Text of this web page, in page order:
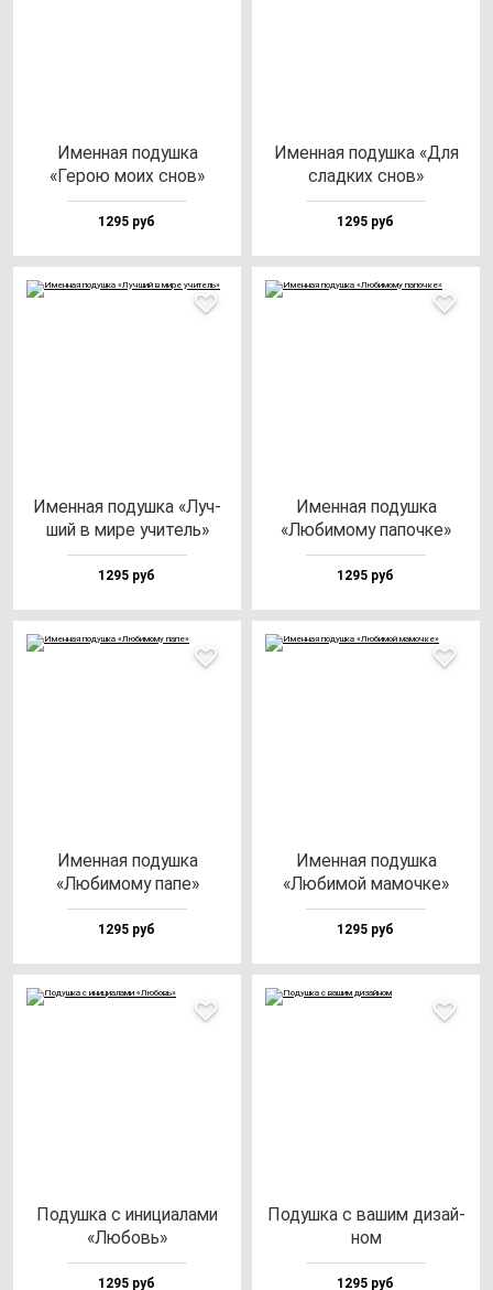
Имен­ная по­душ­ка
«Герою мо­их снов»
1295 руб
Имен­ная по­душ­ка «Для
слад­ких снов»
1295 руб
Имен­ная по­душ­ка «Луч­
ший в ми­ре учи­тель»
1295 руб
Имен­ная по­душ­ка
«Люби­мо­му па­поч­ке»
1295 руб
Имен­ная по­душ­ка
«Люби­мо­му па­пе»
1295 руб
Имен­ная по­душ­ка
«Люби­мой ма­моч­ке»
1295 руб
Подуш­ка с ини­ци­ала­ми
«Любовь»
1295 руб
Подуш­ка с ва­шим ди­зай­
ном
1295 руб